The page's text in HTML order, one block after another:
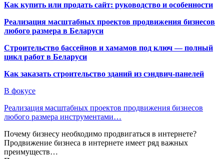
Как купить или продать сайт: руководство и особенности
Реализация масштабных проектов продвижения бизнесов
любого размера в Беларуси
Строительство бассейнов и хамамов под ключ — полный
цикл работ в Беларуси
Как заказать строительство зданий из сэндвич-панелей
В фокусе
Реализация масштабных проектов продвижения бизнесов
любого размера инструментами…
Почему бизнесу необходимо продвигаться в интернете?
Продвижение бизнеса в интернете имеет ряд важных
преимуществ…